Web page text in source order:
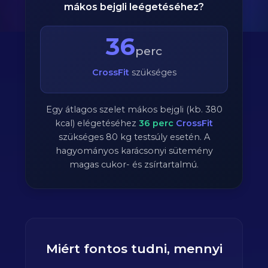
mákos bejgli leégetéséhez?
36perc
CrossFitszükséges
Egy átlagos szelet mákos bejgli (kb. 380
kcal) elégetéséhez 36 perc CrossFit
szükséges 80 kg testsúly esetén. A
hagyományos karácsonyi sütemény
magas cukor- és zsírtartalmú.
Miért fontos tudni, mennyi